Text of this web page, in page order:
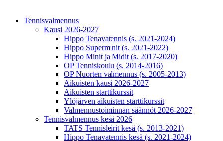
Tennisvalmennus
Kausi 2026-2027
Hippo Tenavatennis (s. 2021-2024)
Hippo Superminit (s. 2021-2022)
Hippo Minit ja Midit (s. 2017-2020)
OP Tenniskoulu (s. 2014-2016)
OP Nuorten valmennus (s. 2005-2013)
Aikuisten kausi 2026-2027
Aikuisten starttikurssit
Ylöjärven aikuisten starttikurssit
Valmennustoiminnan säännöt 2026-2027
Tennisvalmennus kesä 2026
TATS Tennisleirit kesä (s. 2013-2021)
Hippo Tenavatennis kesä (s. 2021-2024)